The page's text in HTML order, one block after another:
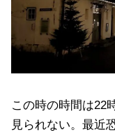
この時の時間は22
見られない。最近